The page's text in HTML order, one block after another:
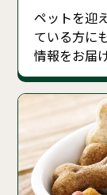
ペットを迎
ている方に
情報をお届